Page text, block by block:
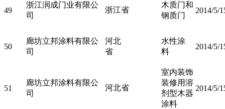
49
浙江润成门业有限公
司
浙江省
木质门和
钢质门
2014/5/
50
廊坊立邦涂料有限公
司
河北
省
水性涂
料
2014/5/
51
廊坊立邦涂料有限公
司
河北省
室内装饰
装修用溶
剂型木器
涂料
2014/5/